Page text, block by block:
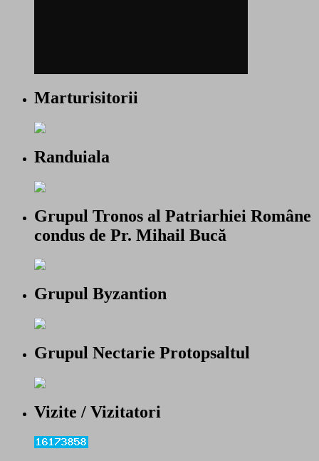
Marturisitorii
Randuiala
Grupul Tronos al Patriarhiei Române
condus de Pr. Mihail Bucă
Grupul Byzantion
Grupul Nectarie Protopsaltul
Vizite / Vizitatori